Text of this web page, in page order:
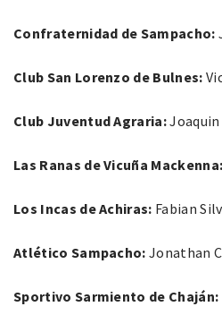
Confraternidad de Sampacho:
Club San Lorenzo de Bulnes:
Club Juventud Agraria:
Las Ranas de Vicuña Mackenna:
Los Incas de Achiras: Fabian
Atlético Sampacho: Jonathan
Sportivo Sarmiento de Chaján: